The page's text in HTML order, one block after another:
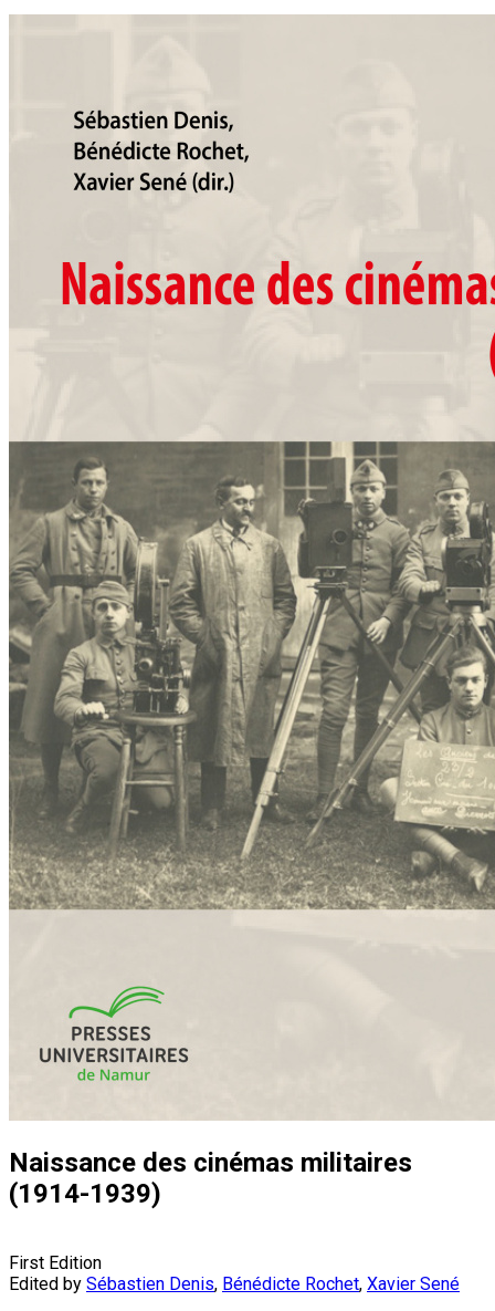
Naissance des cinémas militaires
(1914-1939)
First Edition
Edited by Sébastien Denis, Bénédicte Rochet, Xavier Sené